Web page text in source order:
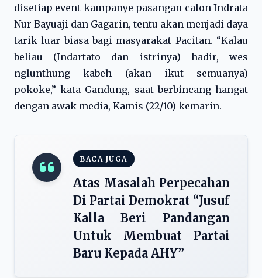
disetiap event kampanye pasangan calon Indrata
Nur Bayuaji dan Gagarin, tentu akan menjadi daya
tarik luar biasa bagi masyarakat Pacitan. “Kalau
beliau (Indartato dan istrinya) hadir, wes
nglunthung kabeh (akan ikut semuanya)
pokoke,” kata Gandung, saat berbincang hangat
dengan awak media, Kamis (22/10) kemarin.
BACA JUGA
Atas Masalah Perpecahan
Di Partai Demokrat “Jusuf
Kalla Beri Pandangan
Untuk Membuat Partai
Baru Kepada AHY”